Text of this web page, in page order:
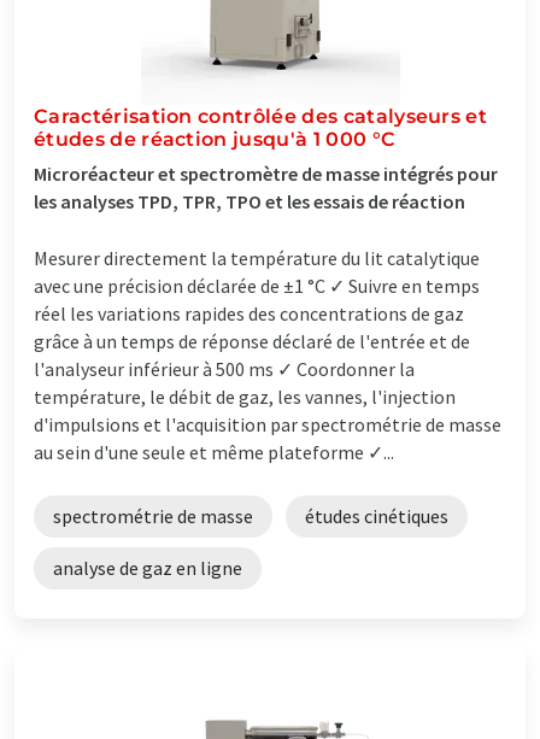
Caractérisation contrôlée des catalyseurs et
études de réaction jusqu'à 1 000 °C
Microréacteur et spectromètre de masse intégrés pour
les analyses TPD, TPR, TPO et les essais de réaction
Mesurer directement la température du lit catalytique
avec une précision déclarée de ±1 °C ✓ Suivre en temps
réel les variations rapides des concentrations de gaz
grâce à un temps de réponse déclaré de l'entrée et de
l'analyseur inférieur à 500 ms ✓ Coordonner la
température, le débit de gaz, les vannes, l'injection
d'impulsions et l'acquisition par spectrométrie de masse
au sein d'une seule et même plateforme ✓...
spectrométrie de masse études cinétiques
analyse de gaz en ligne